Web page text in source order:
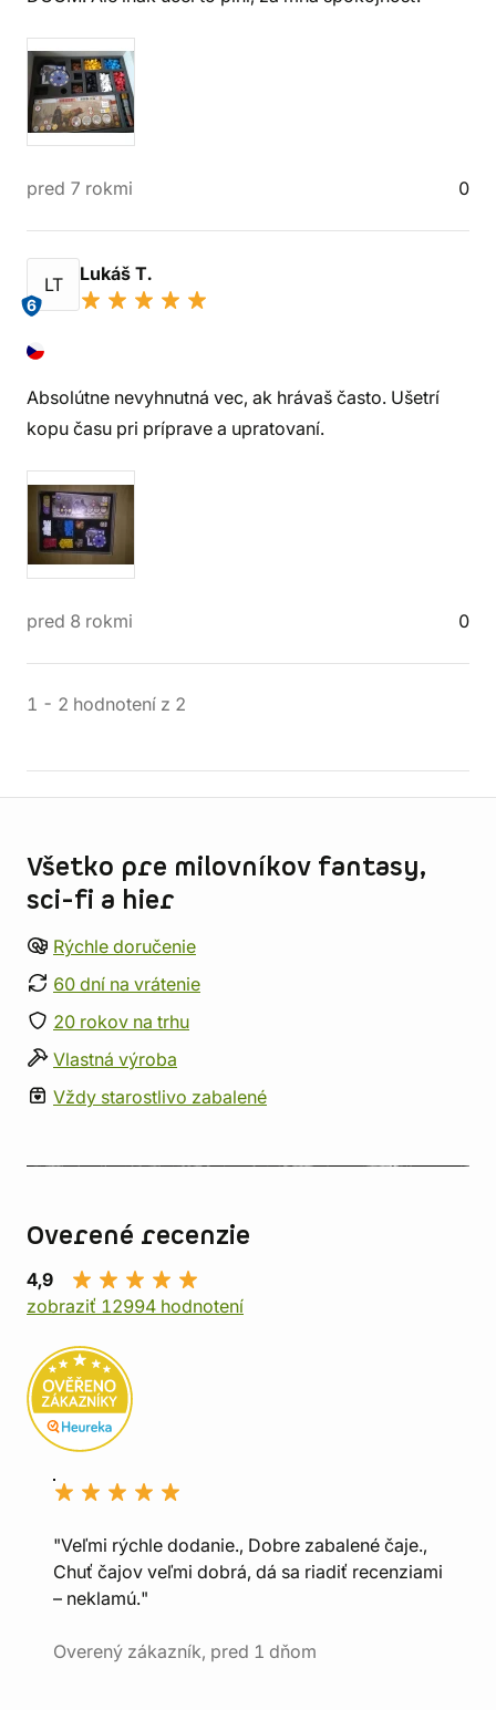
pred 7 rokmi 0
LT
6
Lukáš T.
Absolútne nevyhnutná vec, ak hrávaš často. Ušetrí
kopu času pri príprave a upratovaní.
pred 8 rokmi 0
1 - 2 hodnotení z 2
Všetko pre milovníkov fantasy,
sci-fi a hier
Rýchle doručenie
60 dní na vrátenie
20 rokov na trhu
Vlastná výroba
Vždy starostlivo zabalené
Overené recenzie
4,9
zobraziť 12994 hodnotení
"Veľmi rýchle dodanie., Dobre zabalené čaje.,
Chuť čajov veľmi dobrá, dá sa riadiť recenziami
– neklamú."
Overený zákazník, pred 1 dňom